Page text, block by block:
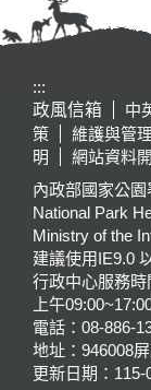
:::
政風信箱
中
策
維護與管
明
網站資料
內政部國家公
National Park
Ministry of the
建議使用IE9.0
行政中心服務
上午
電話：08-886-
地址：946008
更新日期： 115-